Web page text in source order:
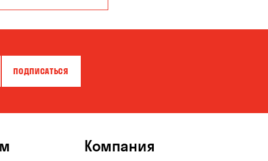
Бровары
Гнедин
ПОДПИСАТЬСЯ
Компания